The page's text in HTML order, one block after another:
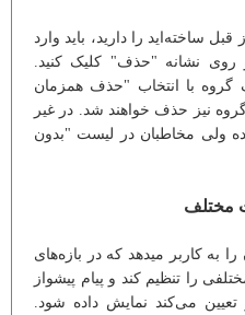
ساخته‌اید را دارید، باید وارد
نشانه "حذف" کلیک کنید.
گروه با انتخاب "حذف همزمان
نیز حذف خواهند شد. در غیر
ولی مخاطبان در لیست "بدون
مختلف
به کاربر میدهد که در بازه‌های
را تنظیم کند و پیام پیشواز
می‌کند نمایش داده شود.